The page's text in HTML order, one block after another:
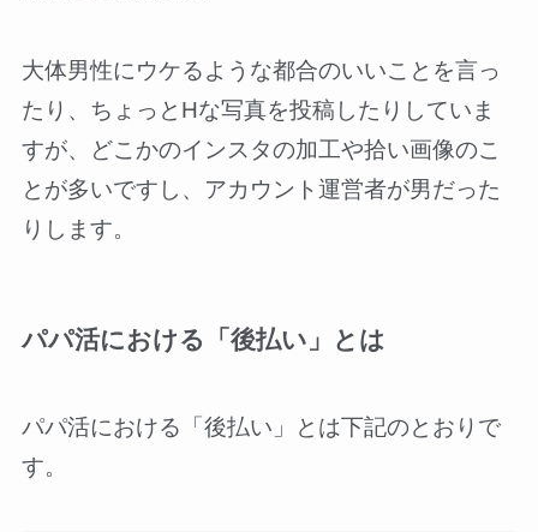
大体男性にウケるような都合のいいことを言っ
たり、ちょっとHな写真を投稿したりしていま
すが、どこかのインスタの加工や拾い画像のこ
とが多いですし、アカウント運営者が男だった
りします。
パパ活における「後払い」とは
パパ活における「後払い」とは下記のとおりで
す。